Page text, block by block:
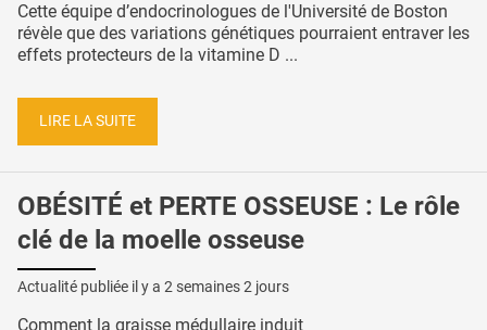
Cette équipe d’endocrinologues de l'Université de Boston
révèle que des variations génétiques pourraient entraver les
effets protecteurs de la vitamine D ...
LIRE LA SUITE
OBÉSITÉ et PERTE OSSEUSE : Le rôle
clé de la moelle osseuse
Actualité publiée il y a 2 semaines 2 jours
Comment la graisse médullaire induit